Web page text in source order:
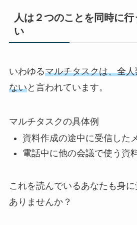
人は２つのことを同時に
い
いわゆるマルチタスクは、全
ないと言われています。
マルチタスクの具体例
資料作成の途中に受信した
電話中に他の会議で使う資
これを読んでいるあなたも身
ありませんか？